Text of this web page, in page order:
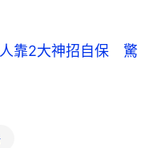
靠2大神招自保 驚